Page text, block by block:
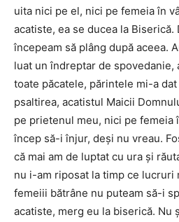
uita nici pe el, nici pe femeia în
acatiste, ea se ducea la Biserică.
începeam să plâng după aceea.
luat un îndreptar de spovedanie,
toate păcatele, părintele mi-a
psaltirea, acatistul Maicii
pe prietenul meu, nici pe femeia
încep să-i înjur, deşi nu vreau.
că mai am de luptat cu ura şi
nu i-am riposat la timp ce lucruri
femeiii bătrâne nu puteam să-i
acatiste, merg eu la biserică. Nu